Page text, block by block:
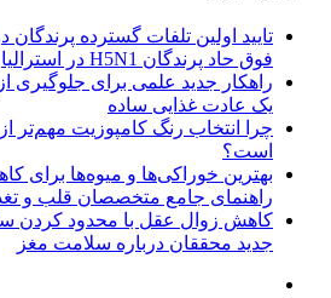
تایید اولین تلفات گسترده پرندگان
فوق حاد پرندگان H5N1 در استرالیا
راهکار جدید علمی برای جلوگیری از
یک عادت غذایی ساده
چرا انتخاب رنگ کامپوزیت مهم‌تر
است؟
بهترین خوراکی‌ها و میوه‌ها برای
راهنمای جامع متخصصان قلب و
کاهش زوال عقل با محدود کردن
جدید محققان درباره سلامت مغز